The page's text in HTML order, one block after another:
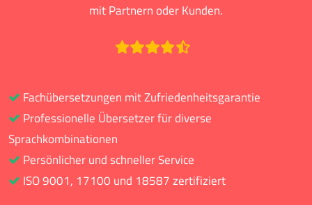
mit Partnern oder Kunden.
Fachübersetzungen mit Zufriedenheitsgarantie
Professionelle Übersetzer für diverse
Sprachkombinationen
Persönlicher und schneller Service
ISO 9001, 17100 und 18587 zertifiziert